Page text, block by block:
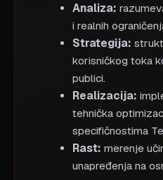
Analiza:
i realnih
Strategija:
korisničkog toka
publici.
Realizacija:
tehnička
specifičnostima
Rast: merenje
unapređenja na